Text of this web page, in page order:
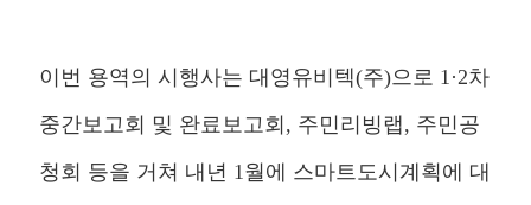
이번 용역의 시행사는 대영유비텍(주)으로 1·2차
중간보고회 및 완료보고회, 주민리빙랩, 주민공
청회 등을 거쳐 내년 1월에 스마트도시계획에 대